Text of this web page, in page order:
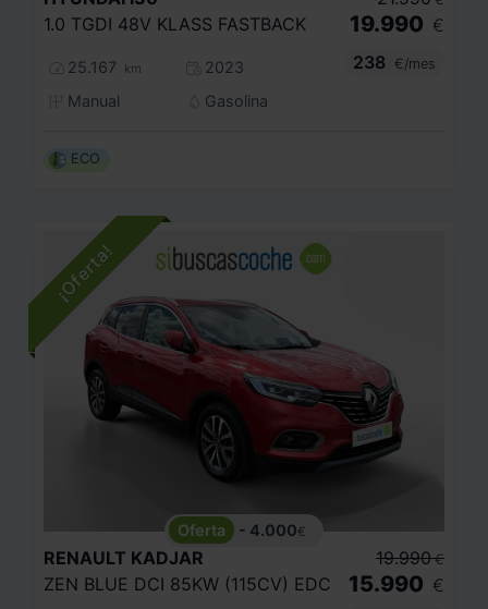
1.0 TGDI 48V KLASS FASTBACK
25.167 km
2023
Manual
Gasolina
19.990 €
238
€/mes
ECO
- 4.000€
RENAULT KADJAR
ZEN BLUE DCI 85KW (115CV) EDC
19.990 €
15.990 €